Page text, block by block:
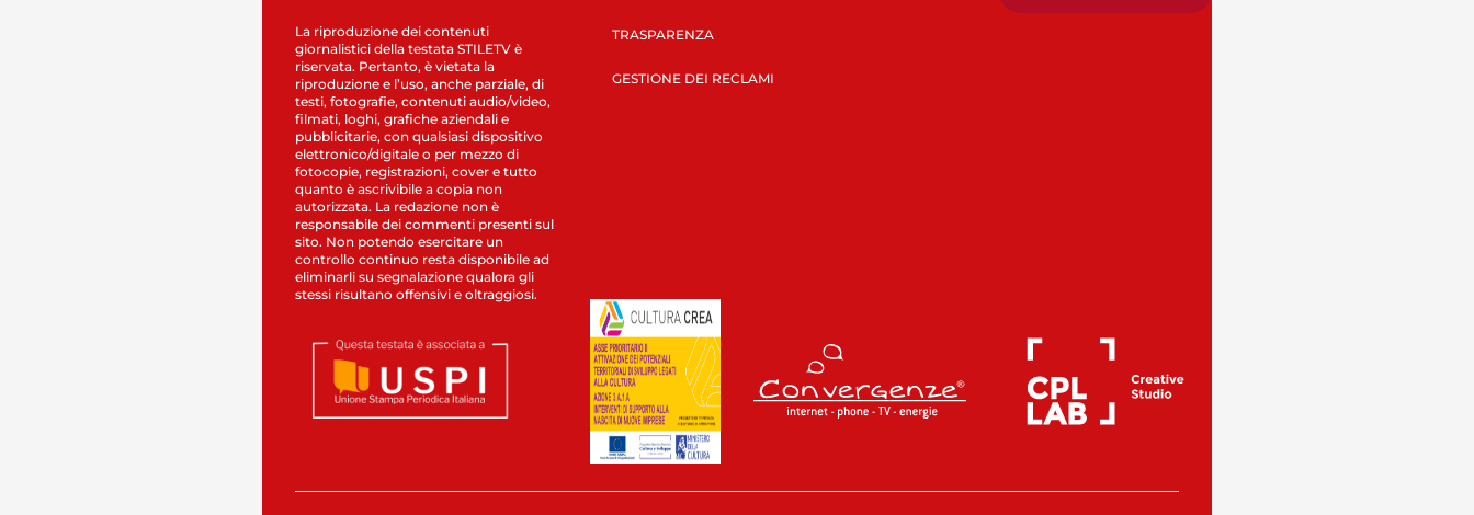
La riproduzione dei contenuti
giornalistici della testata STILETV è
riservata. Pertanto, è vietata la
riproduzione e l’uso, anche parziale, di
testi, fotografie, contenuti audio/video,
filmati, loghi, grafiche aziendali e
pubblicitarie, con qualsiasi dispositivo
elettronico/digitale o per mezzo di
fotocopie, registrazioni, cover e tutto
quanto è ascrivibile a copia non
autorizzata. La redazione non è
responsabile dei commenti presenti sul
sito. Non potendo esercitare un
controllo continuo resta disponibile ad
eliminarli su segnalazione qualora gli
stessi risultano offensivi e oltraggiosi.
TRASPARENZA
GESTIONE DEI RECLAMI